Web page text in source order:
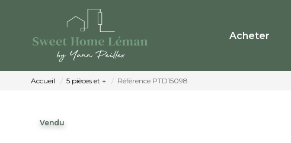
Acheter
Accueil 5 pièces et + Référence PTD15098
Vendu